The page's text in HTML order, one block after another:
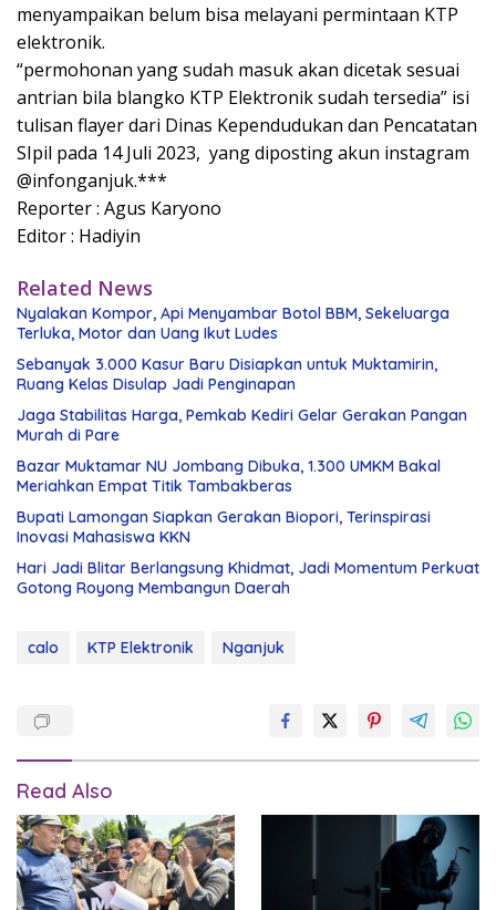
menyampaikan belum bisa melayani permintaan KTP
elektronik.
“permohonan yang sudah masuk akan dicetak sesuai
antrian bila blangko KTP Elektronik sudah tersedia” isi
tulisan flayer dari Dinas Kependudukan dan Pencatatan
SIpil pada 14 Juli 2023, yang diposting akun instagram
@infonganjuk.***
Reporter : Agus Karyono
Editor : Hadiyin
Related News
Nyalakan Kompor, Api Menyambar Botol BBM, Sekeluarga
Terluka, Motor dan Uang Ikut Ludes
Sebanyak 3.000 Kasur Baru Disiapkan untuk Muktamirin,
Ruang Kelas Disulap Jadi Penginapan
Jaga Stabilitas Harga, Pemkab Kediri Gelar Gerakan Pangan
Murah di Pare
Bazar Muktamar NU Jombang Dibuka, 1.300 UMKM Bakal
Meriahkan Empat Titik Tambakberas
Bupati Lamongan Siapkan Gerakan Biopori, Terinspirasi
Inovasi Mahasiswa KKN
Hari Jadi Blitar Berlangsung Khidmat, Jadi Momentum Perkuat
Gotong Royong Membangun Daerah
calo KTP Elektronik Nganjuk
Read Also